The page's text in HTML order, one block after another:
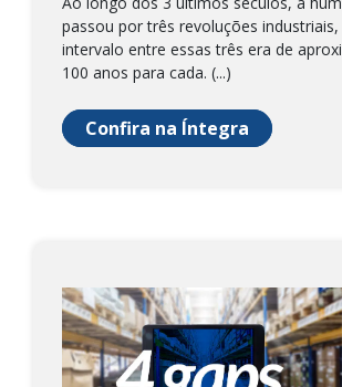
passou por três revoluções
intervalo entre essas três era de
100 anos para cada. (...)
Confira na Íntegra